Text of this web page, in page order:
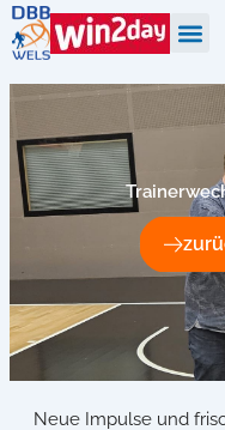
Zum
Inhalt
Neue Impulse und